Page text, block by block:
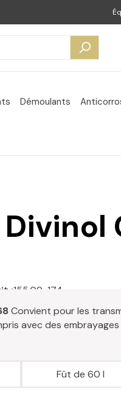
Démoulants
:155.09-174
Convient pour les
avec des
Fût de 60 l